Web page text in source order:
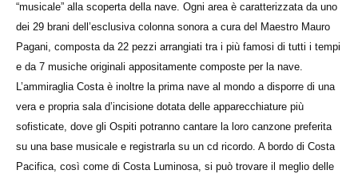
“musicale” alla scoperta della nave. Ogni area è caratterizzata da uno
dei 29 brani dell’esclusiva colonna sonora a cura del Maestro Mauro
Pagani, composta da 22 pezzi arrangiati tra i più famosi di tutti i tempi
e da 7 musiche originali appositamente composte per la nave.
L’ammiraglia Costa è inoltre la prima nave al mondo a disporre di una
vera e propria sala d’incisione dotata delle apparecchiature più
sofisticate, dove gli Ospiti potranno cantare la loro canzone preferita
su una base musicale e registrarla su un cd ricordo. A bordo di Costa
Pacifica, così come di Costa Luminosa, si può trovare il meglio delle